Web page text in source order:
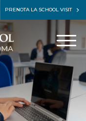
PRENOTA LA SCHOOL VISIT